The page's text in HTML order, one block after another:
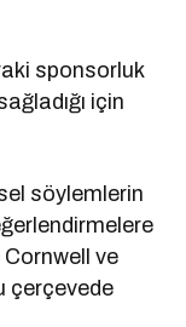
sponsorluk
için
söylemlerin
ve
çerçevede